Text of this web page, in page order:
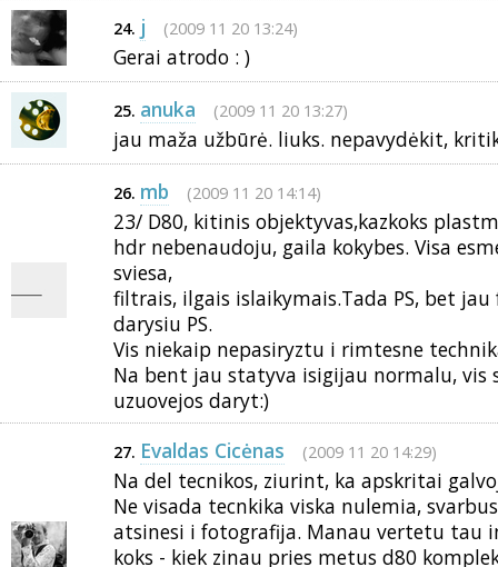
24. j (2009 11 20 13:24)
Gerai atrodo : )
25. anuka (2009 11 20 13:27)
jau maža užbūrė. liuks. nepavydėkit,
26. mb (2009 11 20 14:14)
23/ D80, kitinis objektyvas,kazkoks
hdr nebenaudoju, gaila kokybes. Visa
sviesa,
filtrais, ilgais islaikymais.Tada PS, bet
darysiu PS.
Vis niekaip nepasiryztu i rimtesne
Na bent jau statyva isigijau normalu, vis
uzuovejos daryt:)
27. Evaldas Cicėnas (2009 11 20 14:29)
Na del tecnikos, ziurint, ka apskritai
Ne visada tecnkika viska nulemia,
atsinesi i fotografija. Manau vertetu tau
koks - kiek zinau pries metus d80